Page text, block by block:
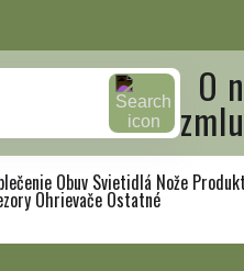
O
Obuv Svietidlá Nože
Ohrievače Ostatné